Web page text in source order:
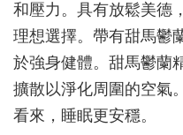
和壓力。具有放鬆美德，
理想選擇。帶有甜馬鬱
於強身健體。 甜馬鬱蘭
擴散以淨化周圍的空氣。
看來，睡眠更安穩。